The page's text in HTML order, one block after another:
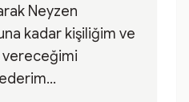
Neyzen
kadar kişiliğim ve